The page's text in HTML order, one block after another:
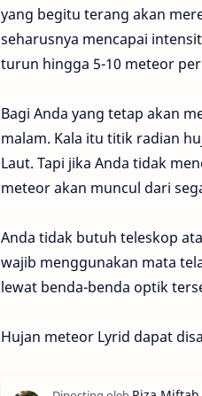
yang begitu terang akan
seharusnya mencapai
turun hingga 5-10 meteor
Bagi Anda yang tetap akan
malam. Kala itu titik radian
Laut. Tapi jika Anda tidak
meteor akan muncul dari
Anda tidak butuh teleskop
wajib menggunakan mata
lewat benda-benda optik
Hujan meteor Lyrid dapat